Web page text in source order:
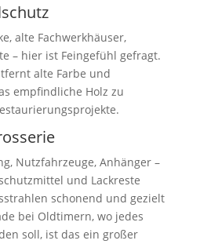
alte Fachwerkhäuser,
– hier ist Feingefühl gefragt.
alte Farbe und
empfindliche Holz zu
Nutzfahrzeuge, Anhänger –
und Lackreste
schonend und gezielt
bei Oldtimern, wo jedes
soll, ist das ein großer